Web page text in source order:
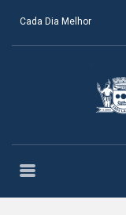
Cada Dia Melhor